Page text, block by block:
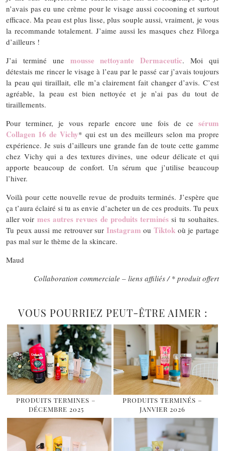
n’avais pas eu une crème pour le visage aussi cocooning et surtout
efficace. Ma peau est plus lisse, plus souple aussi, vraiment, je vous
la recommande totalement. J’aime aussi les masques chez Filorga
d’ailleurs !
J’ai terminé une mousse nettoyante Dermaceutic. Moi qui
détestais me rincer le visage à l’eau par le passé car j’avais toujours
la peau qui tiraillait, elle m’a clairement fait changer d’avis. C’est
agréable, la peau est bien nettoyée et je n’ai pas du tout de
tiraillements.
Pour terminer, je vous reparle encore une fois de ce sérum
Collagen 16 de Vichy* qui est un des meilleurs selon ma propre
expérience. Je suis d’ailleurs une grande fan de toute cette gamme
chez Vichy qui a des textures divines, une odeur délicate et qui
apporte beaucoup de confort. Un sérum que j’utilise beaucoup
l’hiver.
Voilà pour cette nouvelle revue de produits terminés. J’espère que
ça t’aura éclairé si tu as envie d’acheter un de ces produits. Tu peux
aller voir mes autres revues de produits terminés si tu souhaites.
Tu peux aussi me retrouver sur Instagram ouTiktok où je partage
pas mal sur le thème de la skincare.
Maud
Collaboration commerciale – liens affiliés / * produit offert
VOUS POURRIEZ PEUT-ÊTRE AIMER :
PRODUITS TERMINES –
DÉCEMBRE 2025
PRODUITS TERMINÉS –
JANVIER 2026